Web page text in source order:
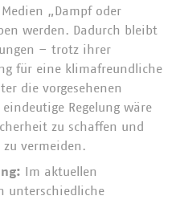
„Dampf oder
werden. Dadurch bleibt
– trotz ihrer
für eine klimafreundliche
die vorgesehenen
Regelung wäre
zu schaffen und
vermeiden.
Im aktuellen
unterschiedliche